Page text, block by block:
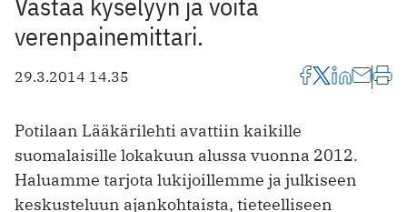
verenpainemittari.
29.3.2014 14.35
Potilaan Lääkärilehti avattiin kaikille
suomalaisille lokakuun alussa vuonna 2012.
Haluamme tarjota lukijoillemme ja julkiseen
keskusteluun ajankohtaista, tieteelliseen